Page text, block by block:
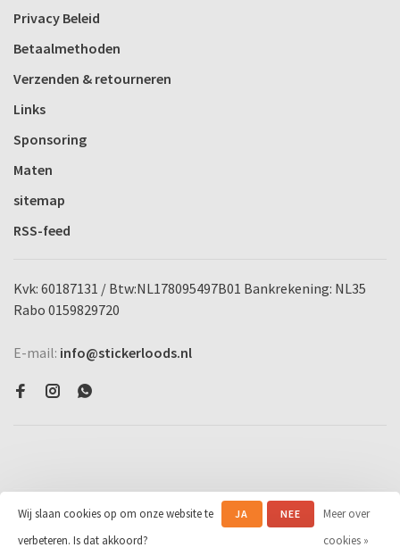
Privacy Beleid
Betaalmethoden
Verzenden & retourneren
Links
Sponsoring
Maten
sitemap
RSS-feed
Kvk: 60187131 / Btw:NL178095497B01 Bankrekening: NL35
Rabo 0159829720
E-mail: info@stickerloods.nl
© Copyright 2026 Stickerloods.nl-
Powered by
Lightspeed
- Theme by
Huysmans.me
Wij slaan cookies op om onze website te
verbeteren. Is dat akkoord?
JA NEE
Meer over
cookies »